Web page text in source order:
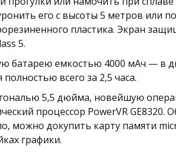
его с высоты 5 метров или
пластика. Экран
5.
батарею емкостью 4000 мАч — в
всего за 2,5 часа.
5,5 дюйма, новейшую
процессор PowerVR
можно докупить карту памяти
графики.